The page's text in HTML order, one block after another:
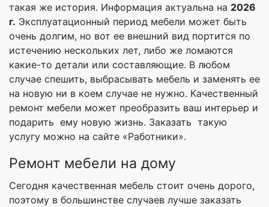
такая же история. Информация актуальна на 2026
г. Эксплуатационный период мебели может быть
очень долгим, но вот ее внешний вид портится по
истечению нескольких лет, либо же ломаются
какие-то детали или составляющие. В любом
случае спешить, выбрасывать мебель и заменять ее
на новую ни в коем случае не нужно. Качественный
ремонт мебели может преобразить ваш интерьер и
подарить ему новую жизнь. Заказать такую
услугу можно на сайте «Работники».
Ремонт мебели на дому
Сегодня качественная мебель стоит очень дорого,
поэтому в большинстве случаев лучше заказать